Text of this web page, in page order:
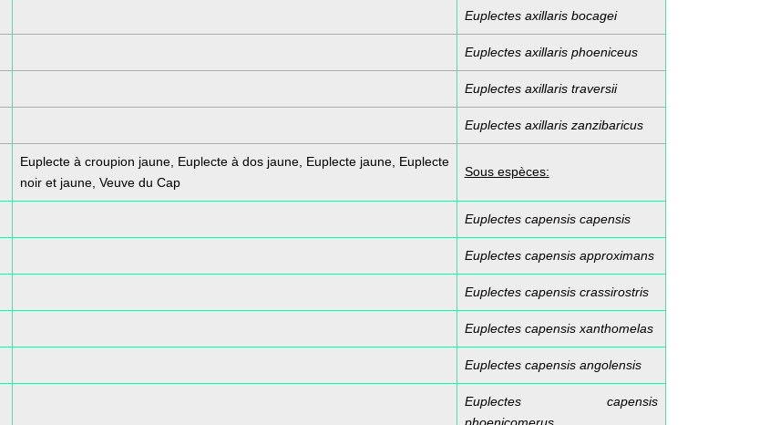
Euplectes axillaris bocagei
Euplectes axillaris phoeniceus
Euplectes axillaris traversii
Euplectes axillaris zanzibaricus
Euplecte à croupion jaune, Euplecte à dos jaune, Euplecte jaune, Euplecte
noir et jaune, Veuve du Cap
Sous espèces:
Euplectes capensis capensis
Euplectes capensis approximans
Euplectes capensis crassirostris
Euplectes capensis xanthomelas
Euplectes capensis angolensis
Euplectes capensis